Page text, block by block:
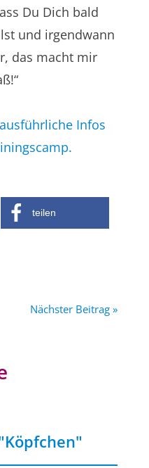
Du Dich bald
und irgendwann
das macht mir
Infos
teilen
Nächster Beitrag »